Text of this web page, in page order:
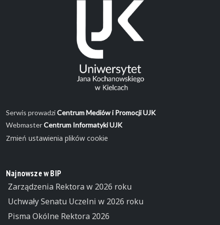
Serwis prowadziCentrum Mediów i Promocji UJK
WebmasterCentrum Informatyki UJK
Zmień ustawienia plików cookie
Najnowsze w BIP
Zarządzenia Rektora w 2026 roku
Uchwały Senatu Uczelni w 2026 roku
Pisma Okólne Rektora 2026